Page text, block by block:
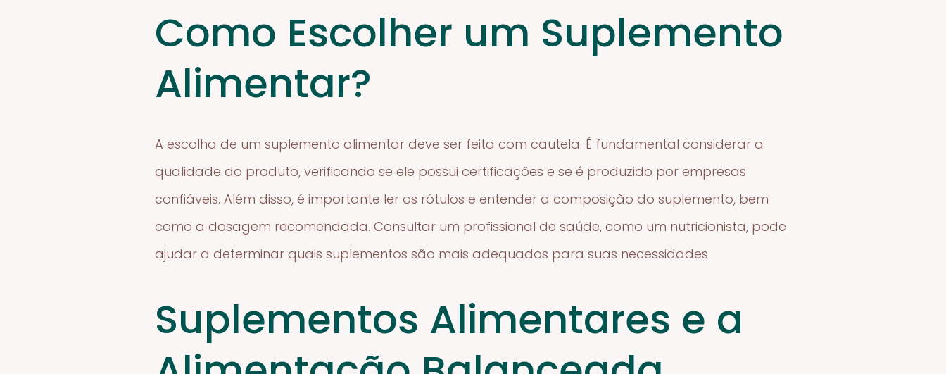
Como Escolher um Suplemento
Alimentar?
A escolha de um suplemento alimentar deve ser feita com cautela. É fundamental considerar a
qualidade do produto, verificando se ele possui certificações e se é produzido por empresas
confiáveis. Além disso, é importante ler os rótulos e entender a composição do suplemento, bem
como a dosagem recomendada. Consultar um profissional de saúde, como um nutricionista, pode
ajudar a determinar quais suplementos são mais adequados para suas necessidades.
Suplementos Alimentares e a